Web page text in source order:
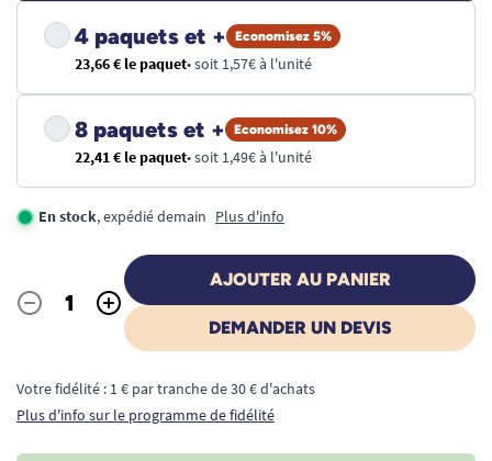
4 paquets et + Economisez 5%
23,66 € le paquet• soit 1,57€ à l'unité
8 paquets et + Economisez 10%
22,41 € le paquet• soit 1,49€ à l'unité
En stock, expédié demain Plus d'info
Quantité
- +
AJOUTER AU PANIER
DEMANDER UN DEVIS
Votre fidélité : 1 € par tranche de 30 € d'achats
Plus d'info sur le programme de fidélité